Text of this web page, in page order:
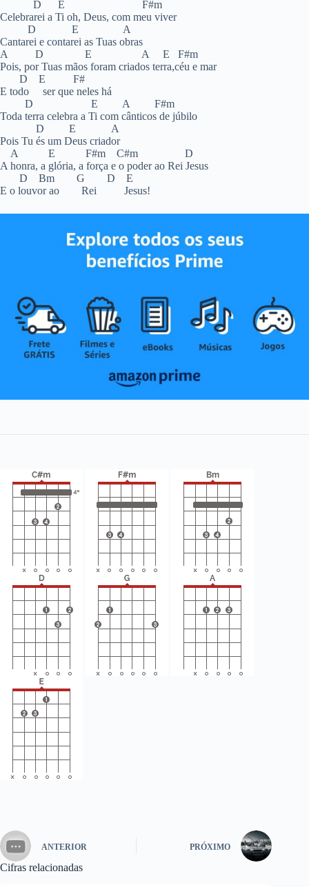
D E F#m
Celebrarei a Ti oh, Deus, com meu viver
D E A
Cantarei e contarei as Tuas obras
A D E A E F#m
Pois, por Tuas mãos foram criados terra,céu e mar
D E F#
E todo ser que neles há
D E A F#m
Toda terra celebra a Ti com cânticos de júbilo
D E A
Pois Tu és um Deus criador
A E F#m C#m D
A honra, a glória, a força e o poder ao Rei Jesus
D Bm G D E
E o louvor ao Rei Jesus!
ANTERIOR PRÓXIMO
Cifras relacionadas